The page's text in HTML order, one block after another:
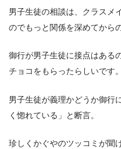
男子生徒の相談は、クラスメ
のでもっと関係を深めてから
御行が男子生徒に接点はある
チョコをもらったらしいです
男子生徒が義理かどうか御行
く惚れている」と断言。
珍しくかぐやのツッコミが聞